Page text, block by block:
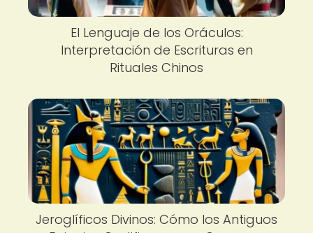
El Lenguaje de los Oráculos:
Interpretación de Escrituras en
Rituales Chinos
Jeroglíficos Divinos: Cómo los Antiguos